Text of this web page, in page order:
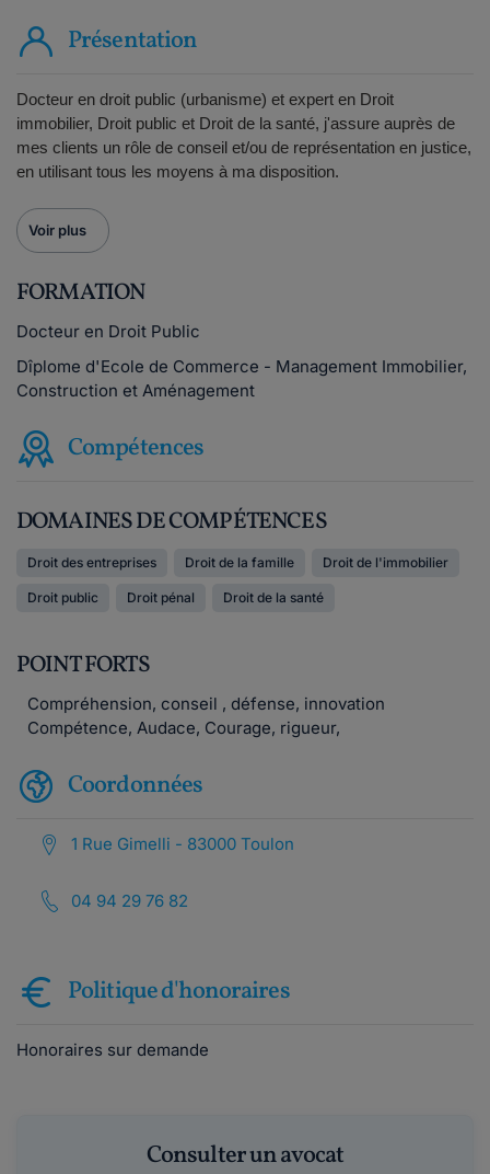
Présentation
Docteur en droit public (urbanisme) et expert en Droit
immobilier, Droit public et Droit de la santé, j'assure auprès de
mes clients un rôle de conseil et/ou de représentation en justice,
en utilisant tous les moyens à ma disposition.
Voir plus
FORMATION
Docteur en Droit Public
Dîplome d'Ecole de Commerce - Management Immobilier,
Construction et Aménagement
Compétences
DOMAINES DE COMPÉTENCES
Droit des entreprises Droit de la famille Droit de l'immobilier
Droit public Droit pénal Droit de la santé
POINT FORTS
Compréhension, conseil , défense, innovation
Compétence, Audace, Courage, rigueur,
Coordonnées
1 Rue Gimelli - 83000 Toulon
04 94 29 76 82
Politique d'honoraires
Honoraires sur demande
Consulter un avocat